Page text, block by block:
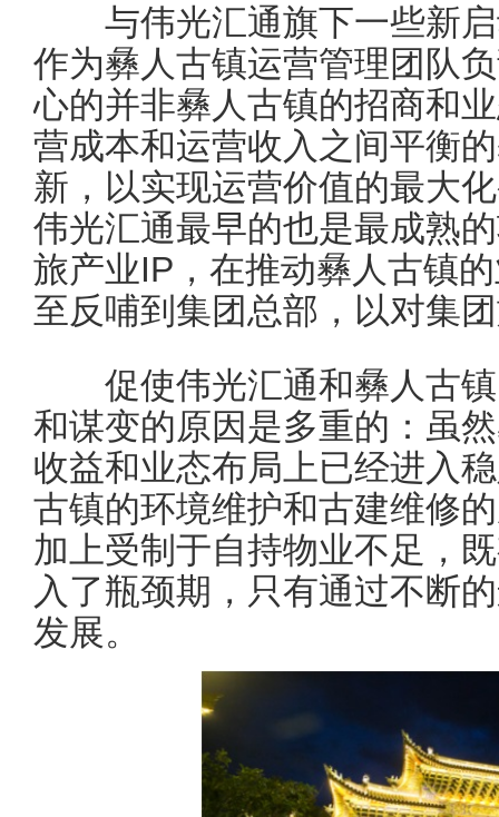
与伟光汇通旗下一些新启
作为彝人古镇运营管理团队
心的并非彝人古镇的招商和
营成本和运营收入之间平衡
新，以实现运营价值的最大
伟光汇通最早的也是最成熟
旅产业IP，在推动彝人古镇
至反哺到集团总部，以对集
促使伟光汇通和彝人古镇
和谋变的原因是多重的：虽
收益和业态布局上已经进入
古镇的环境维护和古建维修
加上受制于自持物业不足，
入了瓶颈期，只有通过不断
发展。